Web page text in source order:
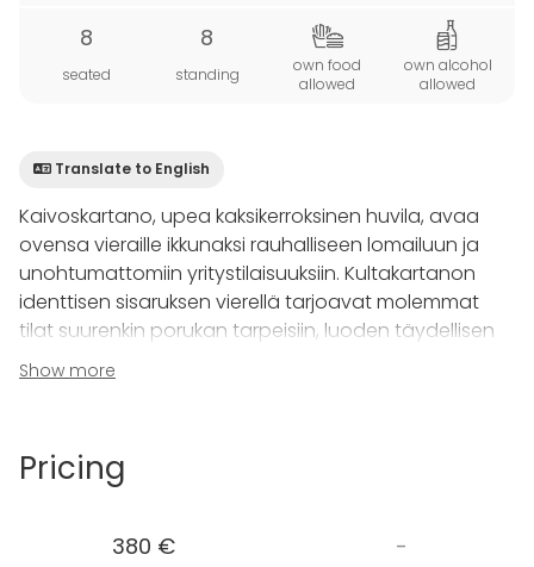
8
seated
8
standing
own food
allowed
own alcohol
allowed
Translate to English
Kaivoskartano, upea kaksikerroksinen huvila, avaa
ovensa vieraille ikkunaksi rauhalliseen lomailuun ja
unohtumattomiin yritystilaisuuksiin. Kultakartanon
identtisen sisaruksen vierellä tarjoavat molemmat
tilat suurenkin porukan tarpeisiin, luoden täydellisen
ympäristön erilaisille tapahtumille.
Huvilassa on luiska pyörätuolilla liikkujille, ja
avautuvat parvelle, tuoden valoa tilaan. Yläkerran
Show more
Pricing
380 € -